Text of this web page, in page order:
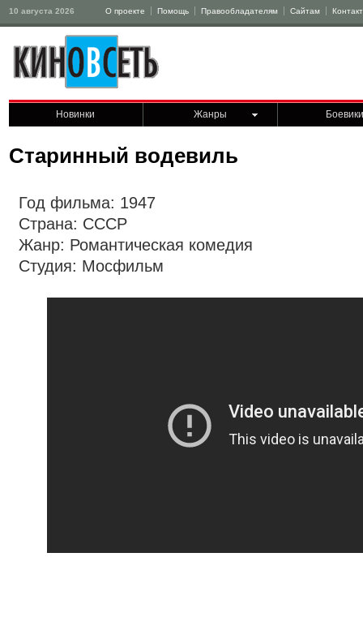
10 августа 2026 О проекте Помощь Правообладателям Сайтам
Новинки Жанры Боевики
Старинный водевиль
Год фильма: 1947
Страна: СССР
Жанр: Романтическая комедия
Студия: Мосфильм